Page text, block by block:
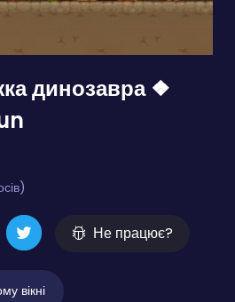
динозавра ❖
Не працює?
вікні